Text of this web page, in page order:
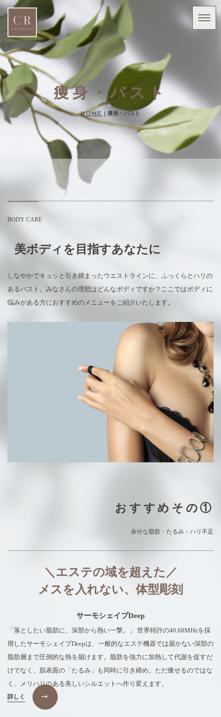
痩身・バスト
HOME 痩身・バスト
BODY CARE
美ボディを目指すあなたに
しなやかでキュッと引き締まったウエストラインに、ふっくらとハリの
あるバスト。みなさんの理想はどんなボディですか？ここではボディに
悩みがある方におすすめのメニューをご紹介いたします。
おすすめその①
余分な脂肪・たるみ・ハリ不足
＼エステの域を超えた／
メスを入れない、体型彫刻
サーモシェイプDeep
「落としたい脂肪に、深部から熱い一撃。」 世界特許の40.68MHzを採
用したサーモシェイプDeepは、一般的なエステ機器では届かない深部の
脂肪層まで圧倒的な熱を届けます。脂肪を強力に加熱して代謝を促すだ
けでなく、肌表面の「たるみ」も同時に引き締め。ただ痩せるのではな
く、メリハリのある美しいシルエットへ作り変えます。
詳しく